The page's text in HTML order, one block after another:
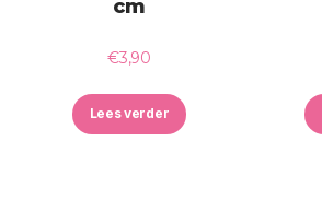
cm
€3,90
Lees verder